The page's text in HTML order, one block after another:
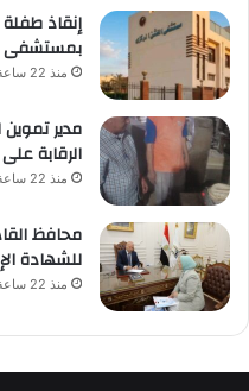
إنقاذ
بمستشفى
منذ 22 ساعة
مدير
الرقابة
منذ 22 ساعة
محافظ
للشهادة
منذ 22 ساعة